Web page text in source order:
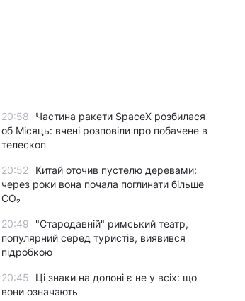
20:58
Частина ракети SpaceX розбилася
об Місяць: вчені розповіли про побачене в
телескоп
20:52
Китай оточив пустелю деревами:
через роки вона почала поглинати більше
CO₂
20:49
"Стародавній" римський театр,
популярний серед туристів, виявився
підробкою
20:45
Ці знаки на долоні є не у всіх: що
вони означають